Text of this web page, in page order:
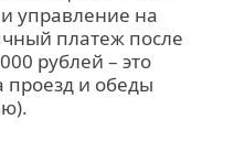
управление на
платеж после
рублей – это
проезд и обеды